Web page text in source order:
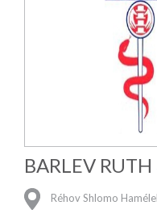
BARLEV RUTH
Réhov Shlomo